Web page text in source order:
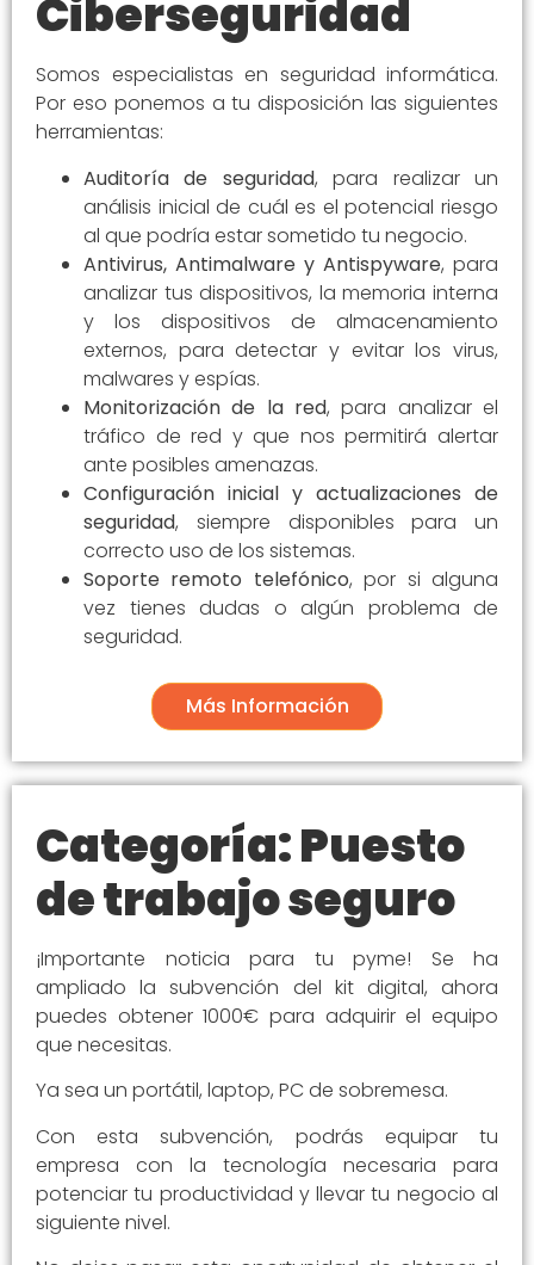
Ciberseguridad
Somos especialistas en seguridad informática.
Por eso ponemos a tu disposición las siguientes
herramientas:
Auditoría de seguridad, para realizar un
análisis inicial de cuál es el potencial riesgo
al que podría estar sometido tu negocio.
Antivirus, Antimalware y Antispyware, para
analizar tus dispositivos, la memoria interna
y los dispositivos de almacenamiento
externos, para detectar y evitar los virus,
malwares y espías.
Monitorización de la red, para analizar el
tráfico de red y que nos permitirá alertar
ante posibles amenazas.
Configuración inicial y actualizaciones de
seguridad, siempre disponibles para un
correcto uso de los sistemas.
Soporte remoto telefónico, por si alguna
vez tienes dudas o algún problema de
seguridad.
Más Información
Categoría: Puesto
de trabajo seguro
¡Importante noticia para tu pyme! Se ha
ampliado la subvención del kit digital, ahora
puedes obtener 1000€ para adquirir el equipo
que necesitas.
Ya sea un portátil, laptop, PC de sobremesa.
Con esta subvención, podrás equipar tu
empresa con la tecnología necesaria para
potenciar tu productividad y llevar tu negocio al
siguiente nivel.